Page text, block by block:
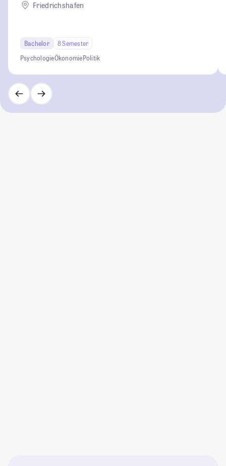
Kultur und Politik
Friedrichshafen
Bachelor
8 Semester
PsychologieÖkonomiePolitik